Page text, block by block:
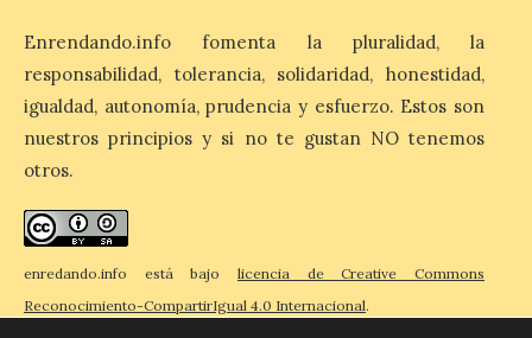
La compañía, a través de
Air Nostrum e Iberia
Express, conectará
Madrid y Mahón con una
que aumenta un 27% el número de plazas
refuerza la conectividad internacional de
la […]
Enrendando.info fomenta la pluralidad, la
responsabilidad, tolerancia, solidaridad, honestidad,
igualdad, autonomía, prudencia y esfuerzo. Estos son
nuestros principios y si no te gustan NO tenemos
otros.
enredando.info está bajo licencia de Creative Commons
Reconocimiento-CompartirIgual 4.0 Internacional.